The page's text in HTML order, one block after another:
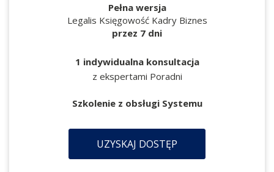
Pełna wersja
Legalis Księgowość Kadry Biznes
przez 7 dni
1 indywidualna konsultacja
z ekspertami Poradni
Szkolenie z obsługi Systemu
UZYSKAJ DOSTĘP